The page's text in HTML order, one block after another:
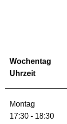
Wochentag
Uhrzeit
Montag
17:30 - 18:30